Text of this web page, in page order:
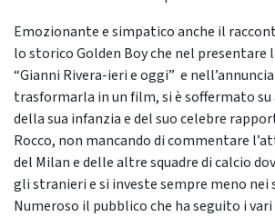
Emozionante e simpatico anche il
lo storico Golden Boy che nel presentare
“Gianni Rivera-ieri e oggi” e
trasformarla in un film, si è soffermato
della sua infanzia e del suo celebre
Rocco, non mancando di commentare
del Milan e delle altre squadre di calcio
gli stranieri e si investe sempre meno
Numeroso il pubblico che ha seguito i